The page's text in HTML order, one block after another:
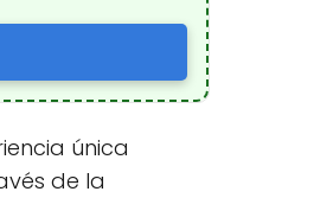
única
de la